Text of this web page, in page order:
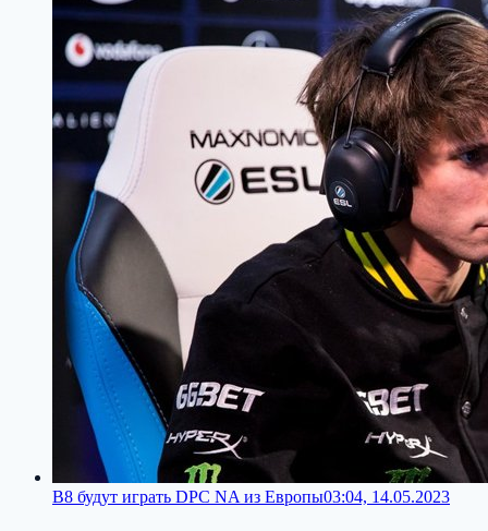
B8 будут играть DPC NA из Европы03:04, 14.05.2023